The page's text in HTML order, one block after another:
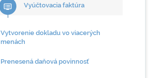
dvr Vyúčtovacia faktúra
Vytvorenie dokladu vo viacerých
menách
Prenesená daňová povinnosť